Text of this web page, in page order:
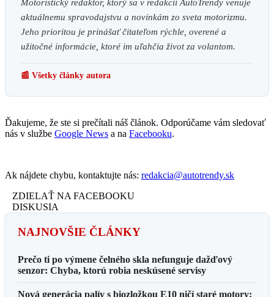
Motoristický redaktor, ktorý sa v redakcii AutoTrendy venuje
aktuálnemu spravodajstvu a novinkám zo sveta motorizmu.
Jeho prioritou je prinášať čitateľom rýchle, overené a
užitočné informácie, ktoré im uľahčia život za volantom.
📰 Všetky články autora
Ďakujeme, že ste si prečítali náš článok. Odporúčame vám sledovať
nás v službe Google News a na Facebooku.
Ak nájdete chybu, kontaktujte nás: redakcia@autotrendy.sk
ZDIELAŤ NA FACEBOOKU
DISKUSIA
NAJNOVŠIE ČLÁNKY
Prečo ti po výmene čelného skla nefunguje dažďový
senzor: Chyba, ktorú robia neskúsené servisy
Nová generácia palív s biozložkou E10 ničí staré motory: